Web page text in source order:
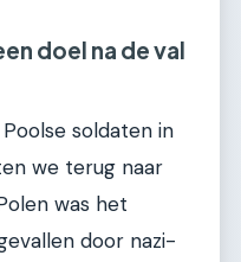
doel na de val
soldaten in
we terug naar
was het
door nazi-